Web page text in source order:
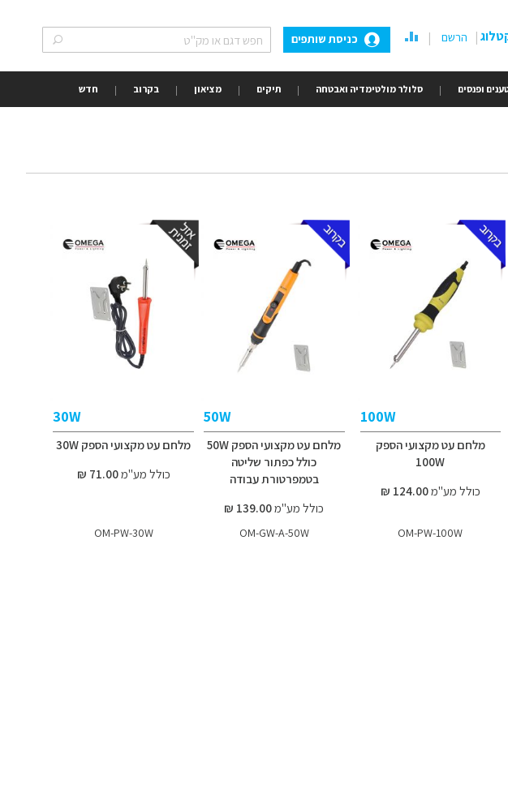
הרשם
חפש
כניסת שותפים
ופנסים סלולר מולטימדיה ואבטחה תיקים מציאון בקרוב חדש
100W
מלחם עט מקצועי הספק
100W
כולל מע"מ124.00 ₪
OM-PW-100W
50W
מלחם עט מקצועי הספק 50W
כולל כפתור שליטה
בטמפרטורת עבודה
כולל מע"מ139.00 ₪
OM-GW-A-50W
30W
מלחם עט מקצועי הספק 30W
כולל מע"מ71.00 ₪
OM-PW-30W